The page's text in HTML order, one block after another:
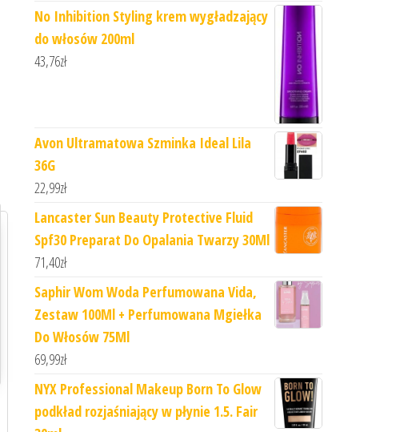
No Inhibition Styling krem wygładzający
do włosów 200ml
43,76zł
Avon Ultramatowa Szminka Ideal Lila
36G
22,99zł
Lancaster Sun Beauty Protective Fluid
Spf30 Preparat Do Opalania Twarzy 30Ml
71,40zł
Saphir Wom Woda Perfumowana Vida,
Zestaw 100Ml + Perfumowana Mgiełka
Do Włosów 75Ml
69,99zł
NYX Professional Makeup Born To Glow
podkład rozjaśniający w płynie 1.5. Fair